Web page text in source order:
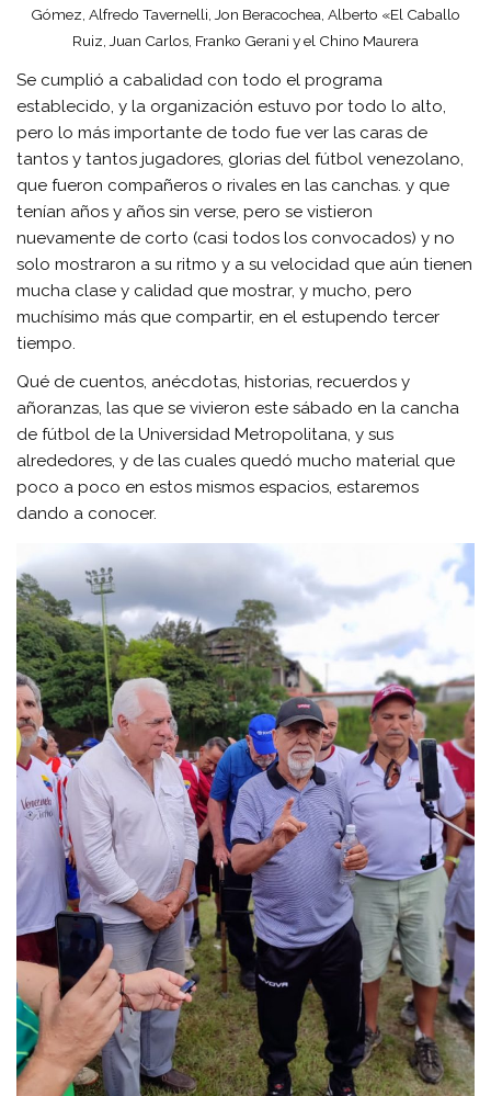
Gómez, Alfredo Tavernelli, Jon Beracochea, Alberto «El Caballo
Ruiz, Juan Carlos, Franko Gerani y el Chino Maurera
Se cumplió a cabalidad con todo el programa
establecido, y la organización estuvo por todo lo alto,
pero lo más importante de todo fue ver las caras de
tantos y tantos jugadores, glorias del fútbol venezolano,
que fueron compañeros o rivales en las canchas. y que
tenían años y años sin verse, pero se vistieron
nuevamente de corto (casi todos los convocados) y no
solo mostraron a su ritmo y a su velocidad que aún tienen
mucha clase y calidad que mostrar, y mucho, pero
muchísimo más que compartir, en el estupendo tercer
tiempo.
Qué de cuentos, anécdotas, historias, recuerdos y
añoranzas, las que se vivieron este sábado en la cancha
de fútbol de la Universidad Metropolitana, y sus
alrededores, y de las cuales quedó mucho material que
poco a poco en estos mismos espacios, estaremos
dando a conocer.